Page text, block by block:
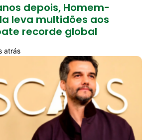
depois, Homem-
leva multidões aos
recorde global
atrás